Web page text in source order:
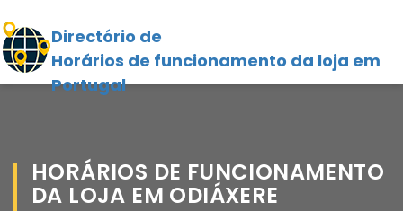
Directório de
Horários de funcionamento da loja em
Portugal
HORÁRIOS DE FUNCIONAMENTO
DA LOJA EM ODIÁXERE